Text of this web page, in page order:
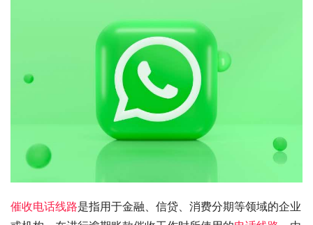
催收电话线路是指用于金融、信贷、消费分期等领域的企业